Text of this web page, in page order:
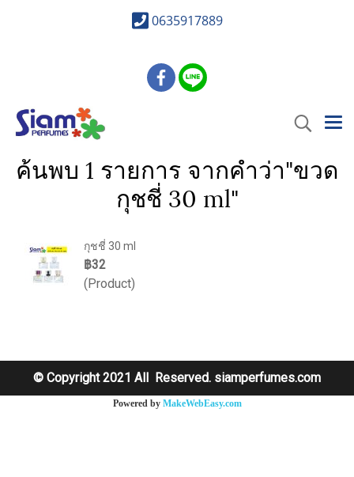
0635917889
ค้นพบ 1 รายการ จากคำว่า"ขวด
กุชชี่ 30 ml"
กุชชี่ 30 ml
฿32
(Product)
© Copyright 2021 All Reserved. siamperfumes.com
Powered by MakeWebEasy.com